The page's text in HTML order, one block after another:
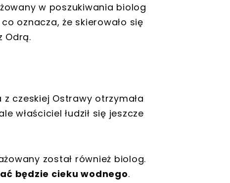
w poszukiwania biolog
oznacza, że skierowało się
Odrą.
czeskiej Ostrawy otrzymała
właściciel łudził się jeszcze
został również biolog.
będzie cieku wodnego.